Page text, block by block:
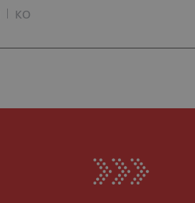
KO